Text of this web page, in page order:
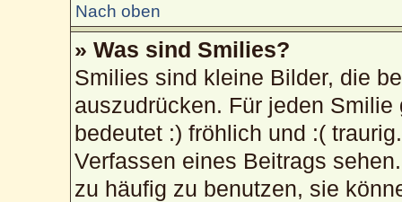
Nach oben
» Was sind Smilies?
Smilies sind kleine Bilder, die
auszudrücken. Für jeden
bedeutet :) fröhlich und :(
Verfassen eines Beitrags
zu häufig zu benutzen, sie